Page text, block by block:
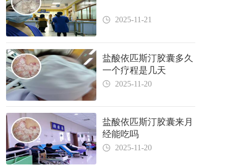
2025-11-21
盐酸依匹斯汀胶囊多久
一个疗程是几天
2025-11-20
盐酸依匹斯汀胶囊来月
经能吃吗
2025-11-20